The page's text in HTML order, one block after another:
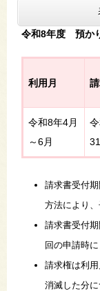
令和8年度 預か
利用月
令和8年4月
～6月
請求書受付
方法により
請求書受付
回の申請時
請求権は利
消滅した分に